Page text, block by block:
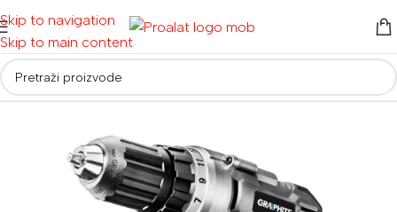
Skip to navigation
Skip to main content
Početna/ Akumulatorski alati